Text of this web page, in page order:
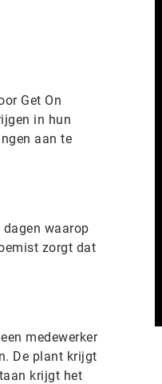
Get On
in hun
aan te
dagen waarop
zorgt dat
medewerker
De plant krijgt
krijgt het